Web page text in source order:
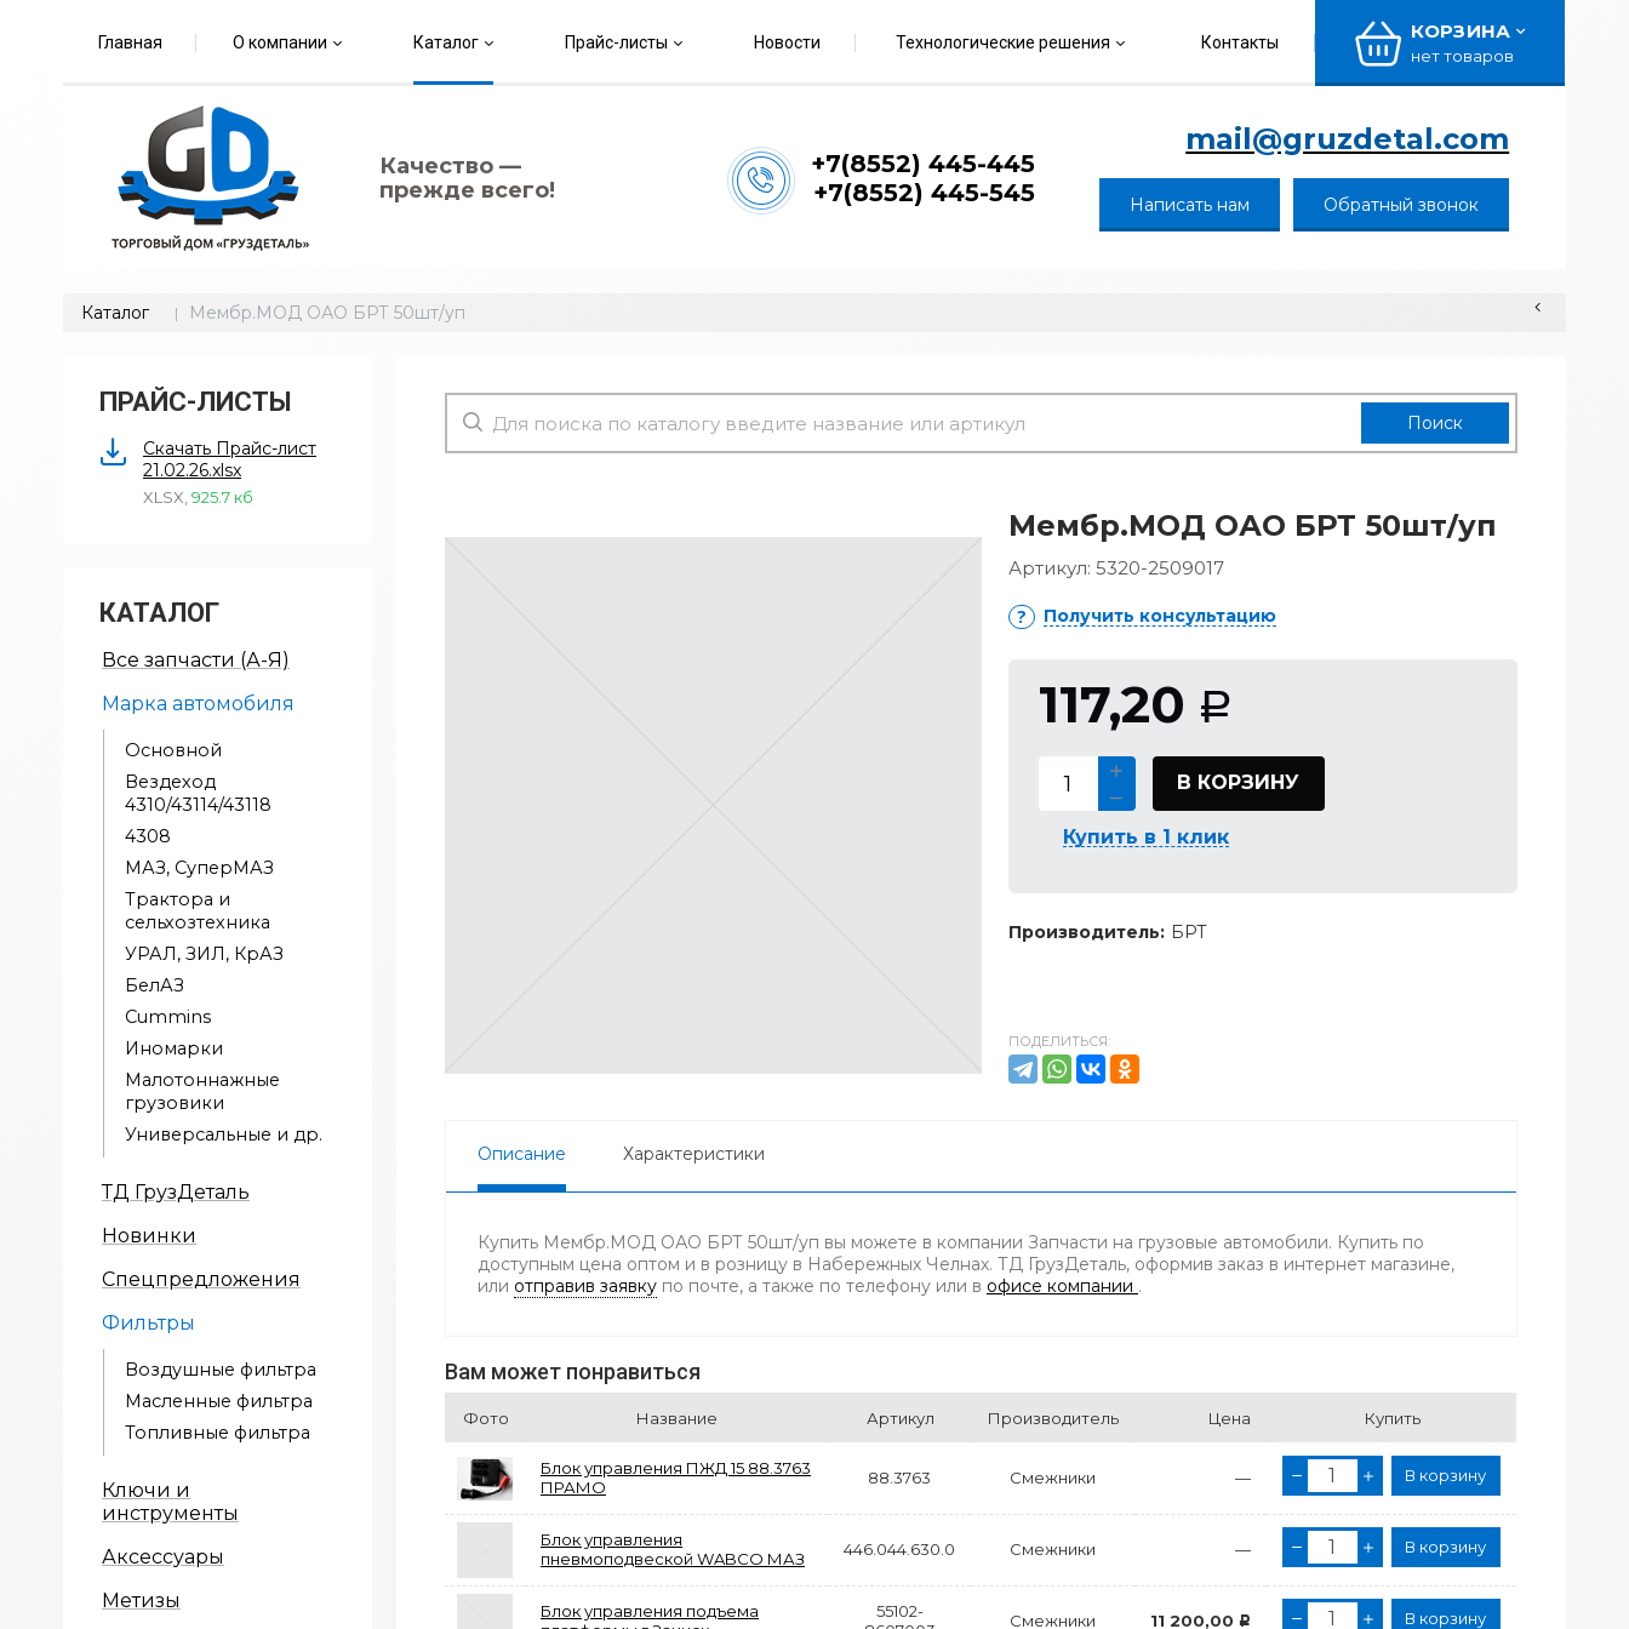
Главная О компании Каталог Прайс-листы Новости Технологические решения Контакты КОРЗИНА
нет товаров
Качество —
прежде всего!
+7(8552) 445-445
+7(8552) 445-545
mail@gruzdetal.com
Написать нам Обратный звонок
Каталог Мембр.МОД ОАО БРТ 50шт/уп
ПРАЙС-ЛИСТЫ
Скачать Прайс-лист
21.02.26.xlsx
XLSX 925.7 кб
КАТАЛОГ
Все запчасти (А-Я)
Марка автомобиля
Основной
Вездеход
4310/43114/43118
4308
МАЗ, СуперМАЗ
Трактора и
сельхозтехника
УРАЛ, ЗИЛ, КрАЗ
БелАЗ
Cummins
Иномарки
Малотоннажные
грузовики
Универсальные и др.
ТД ГрузДеталь
Новинки
Спецпредложения
Фильтры
Воздушные фильтра
Масленные фильтра
Топливные фильтра
Ключи и
инструменты
Аксессуары
Метизы
Мембр.МОД ОАО БРТ 50шт/уп
Артикул: 5320-2509017
Получить консультацию
117,20 Р
В КОРЗИНУ
Купить в 1 клик
Производитель: БРТ
ПОДЕЛИТЬСЯ:
Описание Характеристики
Купить Мембр.МОД ОАО БРТ 50шт/уп вы можете в компании Запчасти на грузовые автомобили. Купить по
доступным цена оптом и в розницу в Набережных Челнах. ТД ГрузДеталь, оформив заказ в интернет магазине,
или отправив заявку по почте, а также по телефону или в офисе компании .
Вам может понравиться
Фото Название Артикул Производитель Цена Купить
Блок управления ПЖД 15 88.3763
ПРАМО
88.3763 Смежники — В корзину
Блок управления
пневмоподвеской WABCO МАЗ
446.044.630.0 Смежники — В корзину
Блок управления подъема
55102-
Смежники 11 200,00 Р В корзину